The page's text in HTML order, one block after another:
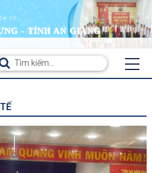
TỬ
- TỈNH AN GIANG